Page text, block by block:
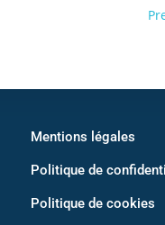
Mentions légales
Politique de
Politique de cookies